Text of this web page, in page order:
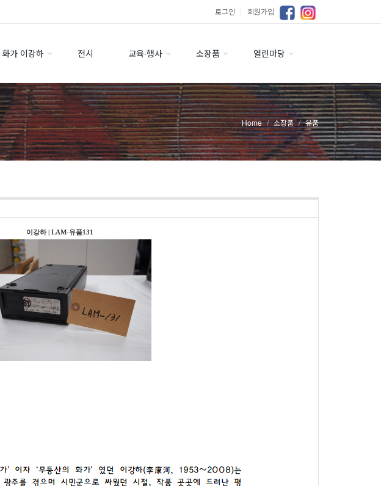
로그인 ｜ 회원가입
화가 이강하 전시 교육·행사 소장품 열린마당
Home 소장품 유품
이강하 LAM-유품131